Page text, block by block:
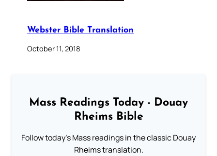
Webster Bible Translation
October 11, 2018
Mass Readings Today - Douay
Rheims Bible
Follow today's Mass readings in the classic Douay
Rheims translation.